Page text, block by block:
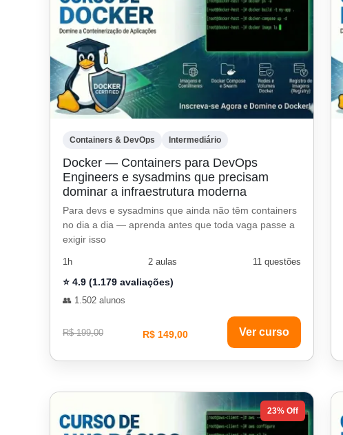
Containers & DevOps Intermediário
Docker — Containers para DevOps
Engineers e sysadmins que precisam
dominar a infraestrutura moderna
Para devs e sysadmins que ainda não têm containers
no dia a dia — aprenda antes que toda vaga passe a
exigir isso
1h 2 aulas 11 questões
⭐ 4.9 (1.179 avaliações)
👥 1.502 alunos
R$ 199,00 R$ 149,00 Ver curso
23% Off